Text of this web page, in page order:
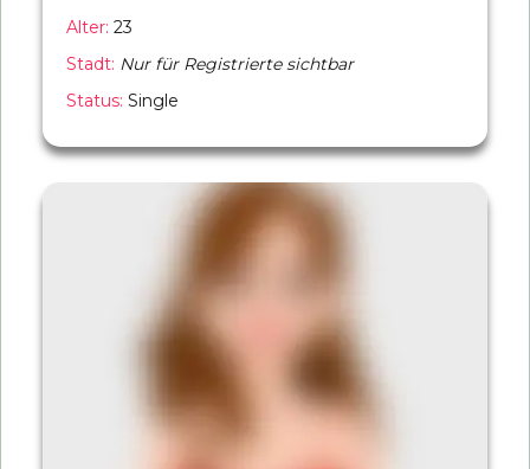
Alter: 23
Stadt: Nur für Registrierte sichtbar
Status: Single